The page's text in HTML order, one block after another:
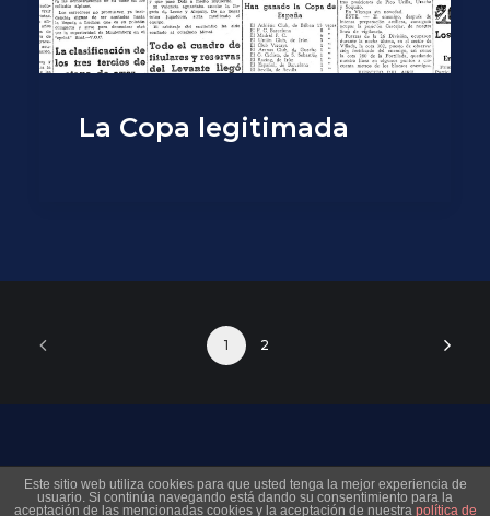
La Copa legitimada
1 2
© 2026 Museo Virtual Levante UD. All rights reserved
Este sitio web utiliza cookies para que usted tenga la mejor experiencia de
usuario. Si continúa navegando está dando su consentimiento para la
aceptación de las mencionadas cookies y la aceptación de nuestra política de